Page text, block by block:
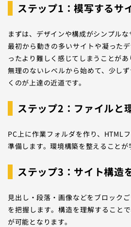
ステップ1：模写するサ
まずは、デザインや構成がシンプルな
最初から動きの多いサイトや凝った
ったより難しく感じてしまうことがあ
無理のないレベルから始めて、少し
くのが上達の近道です。
ステップ2：ファイルと
PC上に作業フォルダを作り、HTML
準備します。環境構築を整えることが
ステップ3：サイト構造
見出し・段落・画像などをブロック
を把握します。構造を理解すること
が可能となります。